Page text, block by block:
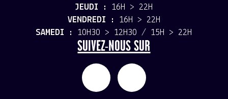
JEUDI : 16H > 22H
VENDREDI : 16H > 22H
SAMEDI : 10H30 > 12H30 / 15H > 22H
SUIVEZ-NOUS SUR